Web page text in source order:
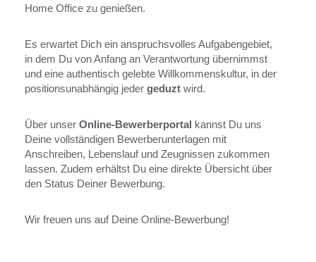
Home Office zu genießen.
Es erwartet Dich ein anspruchsvolles Aufgabengebiet,
in dem Du von Anfang an Verantwortung übernimmst
und eine authentisch gelebte Willkommenskultur, in der
positionsunabhängig jeder geduzt wird.
Über unser Online-Bewerberportal kannst Du uns
Deine vollständigen Bewerberunterlagen mit
Anschreiben, Lebenslauf und Zeugnissen zukommen
lassen. Zudem erhältst Du eine direkte Übersicht über
den Status Deiner Bewerbung.
Wir freuen uns auf Deine Online-Bewerbung!